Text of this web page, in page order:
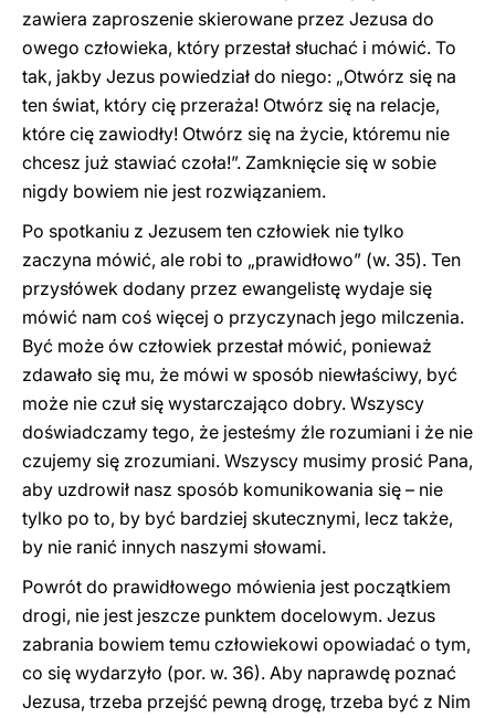
zawiera zaproszenie skierowane przez Jezusa do
owego człowieka, który przestał słuchać i mówić. To
tak, jakby Jezus powiedział do niego: „Otwórz się na
ten świat, który cię przeraża! Otwórz się na relacje,
które cię zawiodły! Otwórz się na życie, któremu nie
chcesz już stawiać czoła!”. Zamknięcie się w sobie
nigdy bowiem nie jest rozwiązaniem.
Po spotkaniu z Jezusem ten człowiek nie tylko
zaczyna mówić, ale robi to „prawidłowo” (w. 35). Ten
przysłówek dodany przez ewangelistę wydaje się
mówić nam coś więcej o przyczynach jego milczenia.
Być może ów człowiek przestał mówić, ponieważ
zdawało się mu, że mówi w sposób niewłaściwy, być
może nie czuł się wystarczająco dobry. Wszyscy
doświadczamy tego, że jesteśmy źle rozumiani i że nie
czujemy się zrozumiani. Wszyscy musimy prosić Pana,
aby uzdrowił nasz sposób komunikowania się – nie
tylko po to, by być bardziej skutecznymi, lecz także,
by nie ranić innych naszymi słowami.
Powrót do prawidłowego mówienia jest początkiem
drogi, nie jest jeszcze punktem docelowym. Jezus
zabrania bowiem temu człowiekowi opowiadać o tym,
co się wydarzyło (por. w. 36). Aby naprawdę poznać
Jezusa, trzeba przejść pewną drogę, trzeba być z Nim